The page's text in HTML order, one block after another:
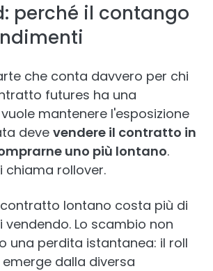
perché il contango
che conta davvero per chi
futures ha una
mantenere l'esposizione
deve vendere il contratto in
uno più lontano.
chiama rollover.
lontano costa più di
vendendo. Lo scambio non
una perdita istantanea: il roll
dalla diversa